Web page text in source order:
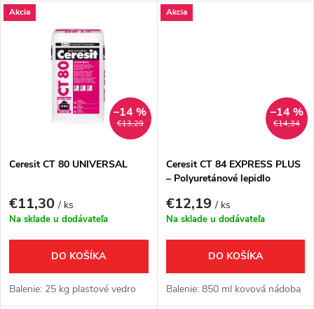
d
o
u
v
Akcia
€13,29
–14 %
Ceresit CT 80 UNIVERSAL
€11,30/ ks
Na sklade u dodávateľa
DO KOŠÍKA
Balenie: 25 kg plastové vedro
Akcia
€14,34
–14 %
Ceresit CT 84 EXPRESS PLUS
– Polyuretánové lepidlo
€12,19/ ks
Na sklade u dodávateľa
DO KOŠÍKA
Balenie: 850 ml kovová nádoba